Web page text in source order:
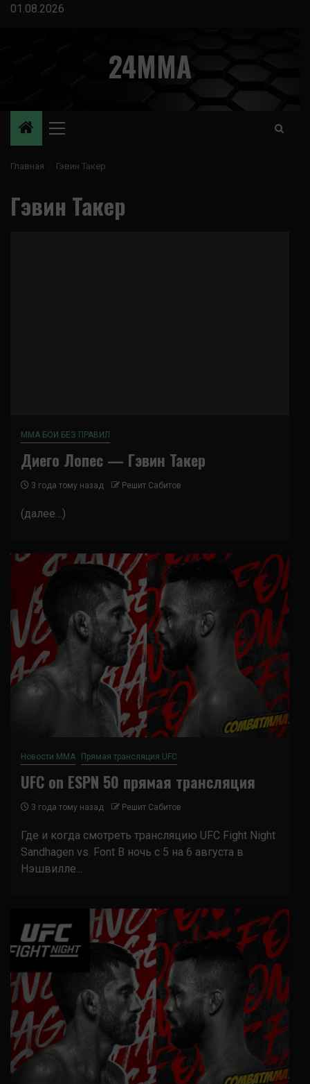
Перейти
01.08.2026
24MMA
Основное
Главная Гэвин Такер
Гэвин Такер
ММА БОИ БЕЗ ПРАВИЛ
Диего Лопес — Гэвин Такер
3 года тому назад Решит Сабитов
(далее…)
Новости ММА Прямая трансляция UFC
UFC on ESPN 50 прямая трансляция
3 года тому назад Решит Сабитов
Где и когда смотреть трансляцию UFC Fight Night
Sandhagen vs. Font В ночь с 5 на 6 августа в
Нэшвилле...